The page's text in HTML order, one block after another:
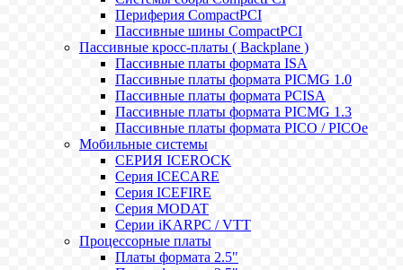
Периферия CompactPCI
Пассивные шины CompactPCI
Пассивные кросс-платы ( Backplane )
Пассивные платы формата ISA
Пассивные платы формата PICMG 1.0
Пассивные платы формата PCISA
Пассивные платы формата PICMG 1.3
Пассивные платы формата PICO / PICOe
Мобильные системы
СЕРИЯ ICEROCK
Серия ICECARE
Серия ICEFIRE
Серия MODAT
Серии iKARPC / VTT
Процессорные платы
Платы формата 2.5"